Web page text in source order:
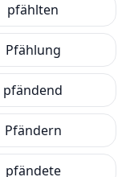
pfählten
Pfählung
pfändend
Pfändern
pfändete